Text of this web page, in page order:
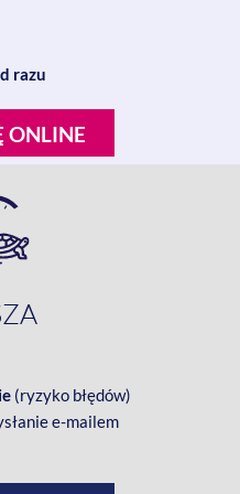
razu
ONLINE
(ryzyko błędów)
e-mailem